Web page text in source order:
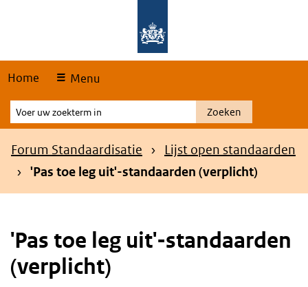
Home Menu
Voer
uw
zoekterm
Zoeken
Kruimelpad
Forum Standaardisatie
Lijst open standaarden
'Pas toe leg uit'-standaarden (verplicht)
'Pas toe leg uit'-standaarden
(verplicht)